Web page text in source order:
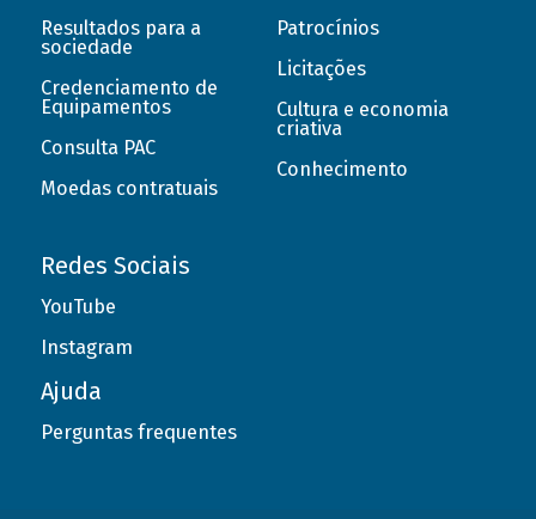
Resultados para a
sociedade
Credenciamento de
Equipamentos
Consulta PAC
Moedas contratuais
Patrocínios
Licitações
Cultura e economia
criativa
Conhecimento
Redes Sociais
YouTube
Instagram
Ajuda
Perguntas frequentes